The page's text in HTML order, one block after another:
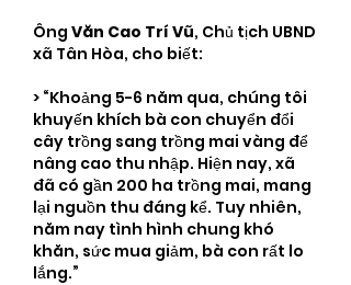
Ông Văn Cao Trí Vũ, Chủ tịch UBND
xã Tân Hòa, cho biết:
> “Khoảng 5-6 năm qua, chúng tôi
khuyến khích bà con chuyển đổi
cây trồng sang trồng mai vàng để
nâng cao thu nhập. Hiện nay, xã
đã có gần 200 ha trồng mai, mang
lại nguồn thu đáng kể. Tuy nhiên,
năm nay tình hình chung khó
khăn, sức mua giảm, bà con rất lo
lắng.”